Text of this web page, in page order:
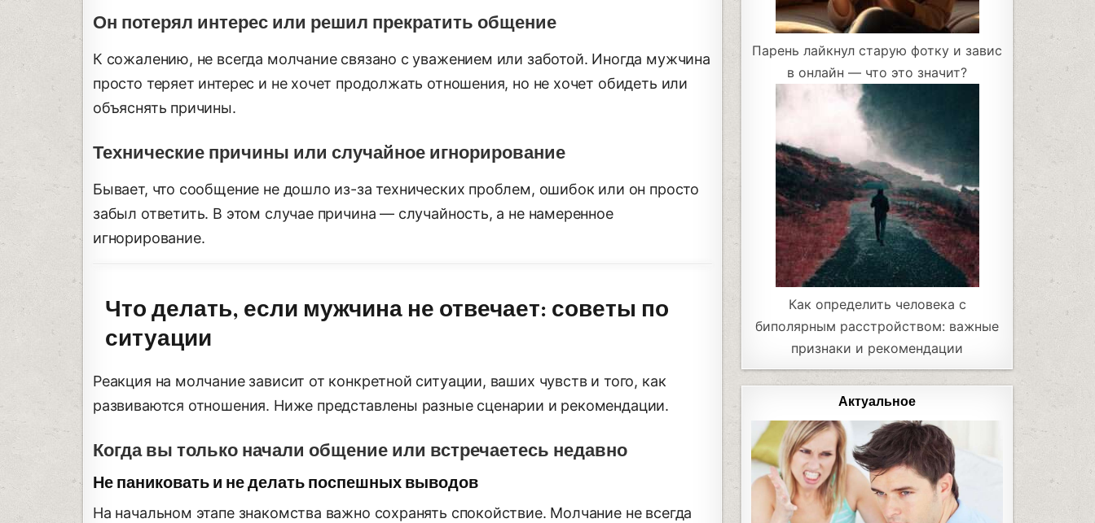
Он потерял интерес или решил прекратить общение
К сожалению, не всегда молчание связано с уважением или заботой. Иногда мужчина
просто теряет интерес и не хочет продолжать отношения, но не хочет обидеть или
объяснять причины.
Технические причины или случайное игнорирование
Бывает, что сообщение не дошло из-за технических проблем, ошибок или он просто
забыл ответить. В этом случае причина — случайность, а не намеренное
игнорирование.
Что делать, если мужчина не отвечает: советы по
ситуации
Реакция на молчание зависит от конкретной ситуации, ваших чувств и того, как
развиваются отношения. Ниже представлены разные сценарии и рекомендации.
Когда вы только начали общение или встречаетесь недавно
Не паниковать и не делать поспешных выводов
На начальном этапе знакомства важно сохранять спокойствие. Молчание не всегда
Парень лайкнул старую фотку и завис
в онлайн — что это значит?
Как определить человека с
биполярным расстройством: важные
признаки и рекомендации
Актуальное